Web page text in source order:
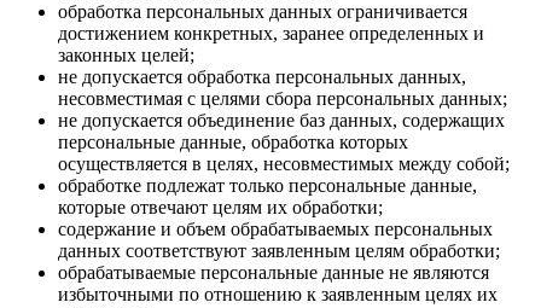
обработка персональных данных ограничивается
достижением конкретных, заранее определенных и
законных целей;
не допускается обработка персональных данных,
несовместимая с целями сбора персональных данных;
не допускается объединение баз данных, содержащих
персональные данные, обработка которых
осуществляется в целях, несовместимых между собой;
обработке подлежат только персональные данные,
которые отвечают целям их обработки;
содержание и объем обрабатываемых персональных
данных соответствуют заявленным целям обработки;
обрабатываемые персональные данные не являются
избыточными по отношению к заявленным целях их